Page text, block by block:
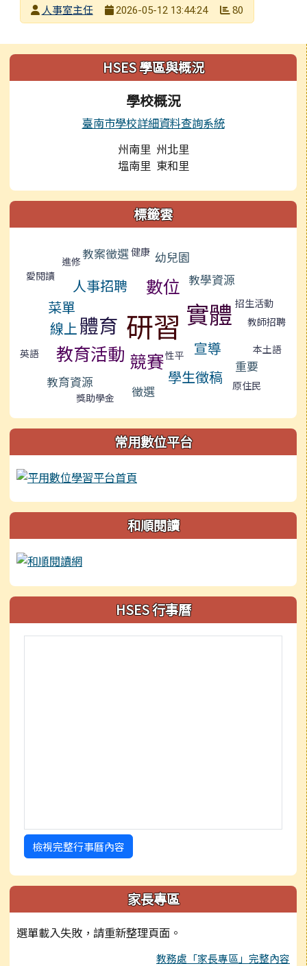
發布者人事室主任
2026-05-12 13:44:24 80
左邊區域內容HSES 學區與概況
學校概況
臺南市學校詳細資料查詢系統
州南里 州北里
塭南里 東和里
標籤雲
進修教案徵選健康 幼兒園
愛閱讀 人事招聘 數位 教學資源
菜單
線上
研習 實體 招生活動
體育 教師招聘
英語 教育活動 競賽性平 宣導 本土語
學生徵稿
重要
教育資源
獎助學金 徵選 原住民
常用數位平台
和順閱讀
HSES 行事曆
檢視完整行事曆內容
家長專區
選單載入失敗，請重新整理頁面。
教務處「家長專區」完整內容